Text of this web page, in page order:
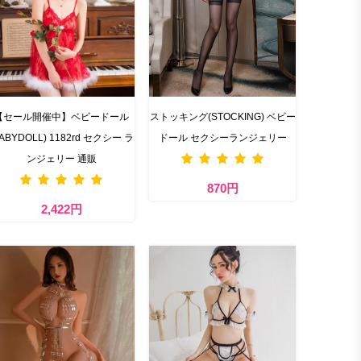
セール開催中】ベビードール
1182rd セクシー ラ
ンジェリー 通販
2,422円
ストッキング(STOCKING) ベビー
ドール セクシーランジェリー
870円